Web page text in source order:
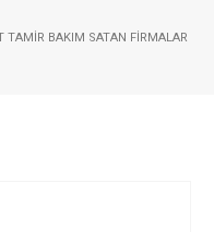
TAMIR BAKIM SATAN FIRMALAR